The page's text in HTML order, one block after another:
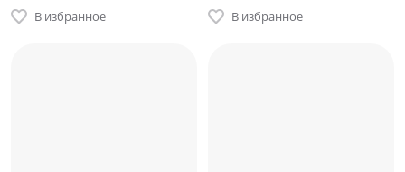
В избранное
В избранное